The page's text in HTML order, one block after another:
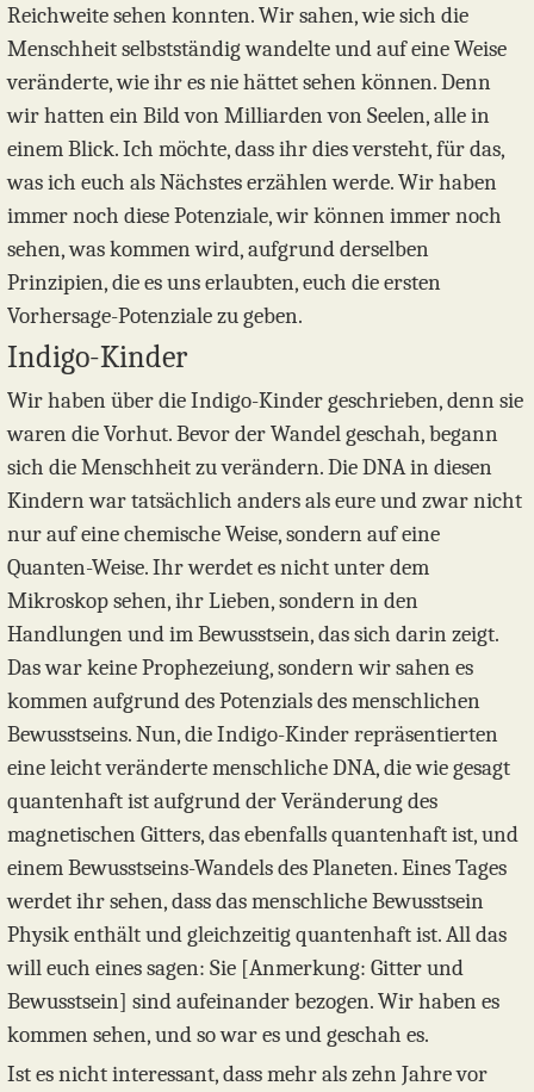
Reichweite sehen konnten. Wir sahen, wie sich die
Menschheit selbstständig wandelte und auf eine Weise
veränderte, wie ihr es nie hättet sehen können. Denn
wir hatten ein Bild von Milliarden von Seelen, alle in
einem Blick. Ich möchte, dass ihr dies versteht, für das,
was ich euch als Nächstes erzählen werde. Wir haben
immer noch diese Potenziale, wir können immer noch
sehen, was kommen wird, aufgrund derselben
Prinzipien, die es uns erlaubten, euch die ersten
Vorhersage-Potenziale zu geben.
Indigo-Kinder
Wir haben über die Indigo-Kinder geschrieben, denn sie
waren die Vorhut. Bevor der Wandel geschah, begann
sich die Menschheit zu verändern. Die DNA in diesen
Kindern war tatsächlich anders als eure und zwar nicht
nur auf eine chemische Weise, sondern auf eine
Quanten-Weise. Ihr werdet es nicht unter dem
Mikroskop sehen, ihr Lieben, sondern in den
Handlungen und im Bewusstsein, das sich darin zeigt.
Das war keine Prophezeiung, sondern wir sahen es
kommen aufgrund des Potenzials des menschlichen
Bewusstseins. Nun, die Indigo-Kinder repräsentierten
eine leicht veränderte menschliche DNA, die wie gesagt
quantenhaft ist aufgrund der Veränderung des
magnetischen Gitters, das ebenfalls quantenhaft ist, und
einem Bewusstseins-Wandels des Planeten. Eines Tages
werdet ihr sehen, dass das menschliche Bewusstsein
Physik enthält und gleichzeitig quantenhaft ist. All das
will euch eines sagen: Sie [Anmerkung: Gitter und
Bewusstsein] sind aufeinander bezogen. Wir haben es
kommen sehen, und so war es und geschah es.
Ist es nicht interessant, dass mehr als zehn Jahre vor